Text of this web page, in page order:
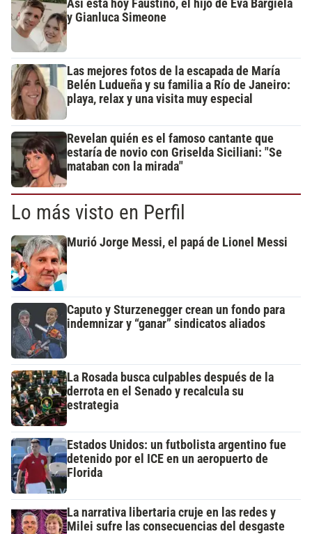
Así está hoy Faustino, el hijo de Eva Bargiela
y Gianluca Simeone
Las mejores fotos de la escapada de María
Belén Ludueña y su familia a Río de Janeiro:
playa, relax y una visita muy especial
Revelan quién es el famoso cantante que
estaría de novio con Griselda Siciliani: "Se
mataban con la mirada"
Lo más visto en Perfil
Murió Jorge Messi, el papá de Lionel Messi
Caputo y Sturzenegger crean un fondo para
indemnizar y “ganar” sindicatos aliados
La Rosada busca culpables después de la
derrota en el Senado y recalcula su
estrategia
Estados Unidos: un futbolista argentino fue
detenido por el ICE en un aeropuerto de
Florida
La narrativa libertaria cruje en las redes y
Milei sufre las consecuencias del desgaste